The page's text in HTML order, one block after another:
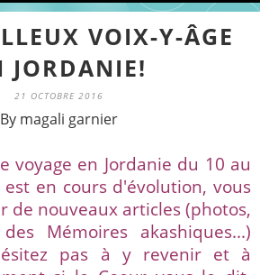
VOIX-Y-ÂGE
JORDANIE!
21 OCTOBRE 2016
By magali garnier
voyage en Jordanie du 10 au
en cours d'évolution, vous
de nouveaux articles (photos,
Mémoires akashiques...)
pas à y revenir et à